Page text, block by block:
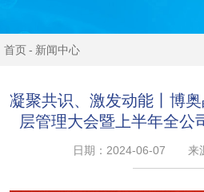
首页 新闻中心
凝聚共识、激发动能丨博
层管理大会暨上半年全公
日期：2024-06-07 来